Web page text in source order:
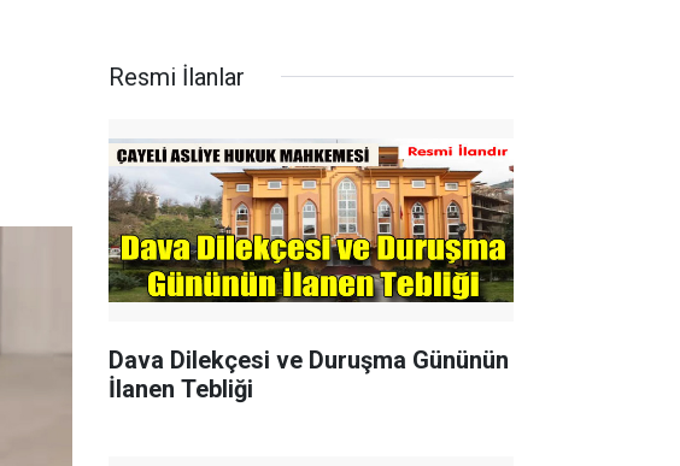
Resmi İlanlar
Dava Dilekçesi ve Duruşma Gününün
İlanen Tebliği